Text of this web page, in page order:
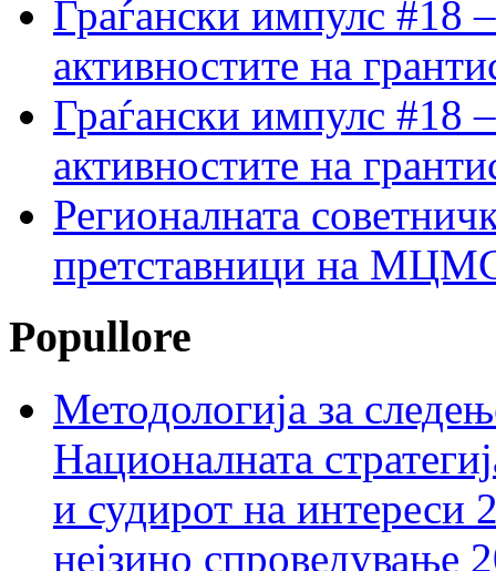
Граѓански импулс #18
активностите на
Граѓански импулс #18
активностите на
Регионалната
претставници на МЦМС
Popullore
Методологија за
Националната
и судирот на интереси
нејзино спроведување